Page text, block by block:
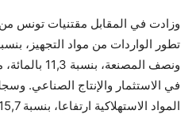
وزادت في المقابل مقتنيات تونس
ونصف
في الاستثمار والإنتاج الصناعي.